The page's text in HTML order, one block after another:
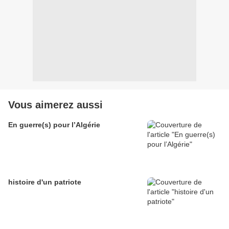
Vous aimerez aussi
En guerre(s) pour l’Algérie
histoire d'un patriote